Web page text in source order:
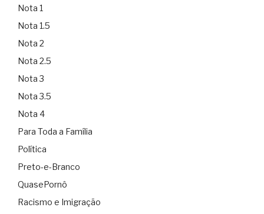
Nota 1
Nota 1.5
Nota 2
Nota 2.5
Nota 3
Nota 3.5
Nota 4
Para Toda a Família
Política
Preto-e-Branco
QuasePornô
Racismo e Imigração